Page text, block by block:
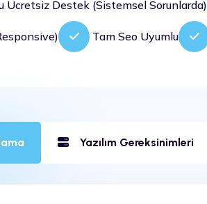
Ücretsiz Destek (Sistemsel Sorunlarda)
Tam Seo Uyumlu
Yazılım Gereksinimleri